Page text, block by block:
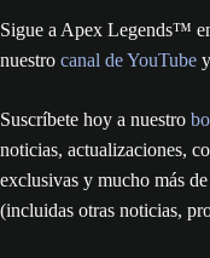
Sigue a Apex Legends™
nuestro canal de YouTube
Suscríbete hoy a nuestro
noticias, actualizaciones,
exclusivas y mucho más
(incluidas otras noticias,